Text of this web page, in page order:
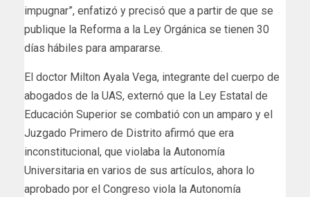
impugnar”, enfatizó y precisó que a partir de que se
publique la Reforma a la Ley Orgánica se tienen 30
días hábiles para ampararse.
El doctor Milton Ayala Vega, integrante del cuerpo de
abogados de la UAS, externó que la Ley Estatal de
Educación Superior se combatió con un amparo y el
Juzgado Primero de Distrito afirmó que era
inconstitucional, que violaba la Autonomía
Universitaria en varios de sus artículos, ahora lo
aprobado por el Congreso viola la Autonomía